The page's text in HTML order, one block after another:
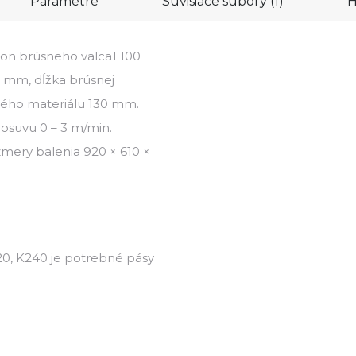
brúsneho valca1 100
mm, dĺžka brúsnej
materiálu 130 mm.
0 – 3 m/min.
balenia 920 × 610 ×
K240 je potrebné pásy